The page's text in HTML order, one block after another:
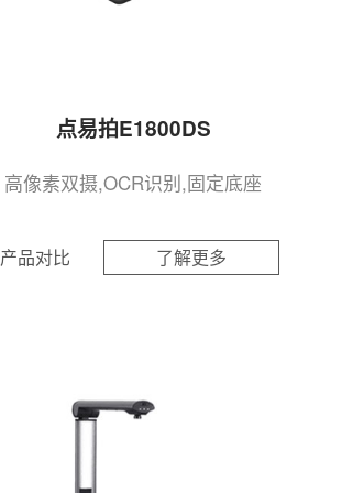
点易拍E1800DS
高像素双摄,OCR识别,固定底座
产品对比 了解更多